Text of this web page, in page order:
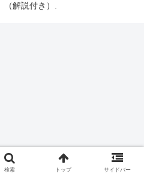
解説付き）.
検索 トップ サイドバー